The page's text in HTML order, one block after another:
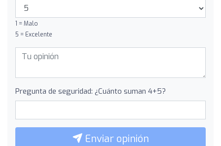
1 = Malo
5 = Excelente
Pregunta de seguridad: ¿Cuánto suman 4+5?
Enviar opinión